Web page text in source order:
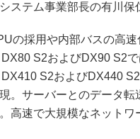
ステム事業部長の有川保
の採用や内部バスの高
S2およびDX90 S2
S2およびDX440
。サーバーとのデータ
高速で大規模なネットワ